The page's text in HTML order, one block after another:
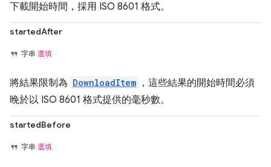
下載開始時間，採用 ISO 8601 格式。
startedAfter
字串 選填
將結果限制為 DownloadItem ，這些結果的開始時間必須
晚於以 ISO 8601 格式提供的毫秒數。
startedBefore
字串 選填